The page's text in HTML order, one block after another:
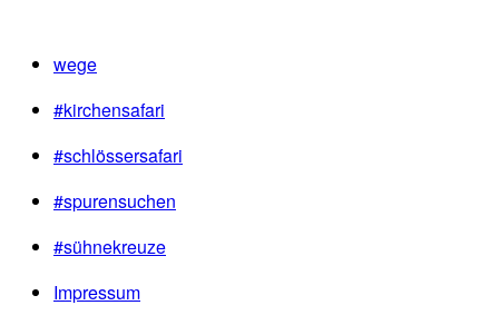
wege
#kirchensafari
#schlössersafari
#spurensuchen
#sühnekreuze
Impressum